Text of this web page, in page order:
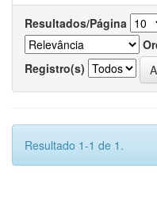
Resultados/Página
Registro(s)
Resultado 1-1 de 1.